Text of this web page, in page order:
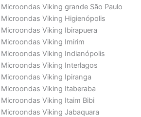
Viking grande São Paulo
Viking Higienópolis
Viking Ibirapuera
Viking Imirim
Viking Indianópolis
Viking Interlagos
Viking Ipiranga
Viking Itaberaba
Viking Itaim Bibi
Viking Jabaquara